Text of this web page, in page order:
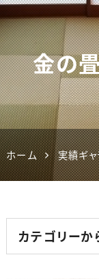
金の
ホーム 実績ギ
カテゴリーか